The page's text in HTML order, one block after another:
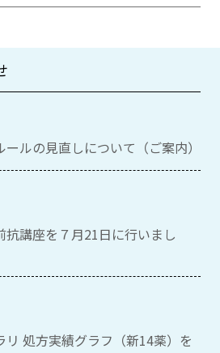
a
i
n
ルの見直しについて（ご案内）
抗講座を７月21日に行いまし
リ 処方実績グラフ（新14薬）を